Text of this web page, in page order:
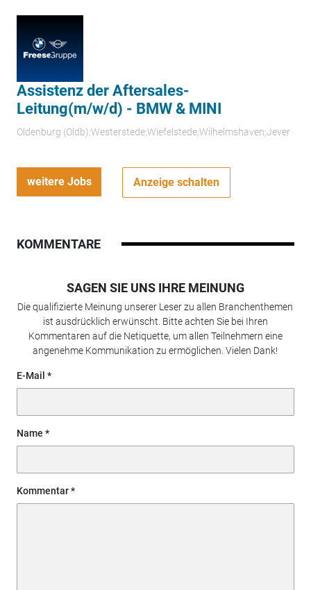
Assistenz der Aftersales-
Leitung(m/w/d) - BMW & MINI
Oldenburg (Oldb);Westerstede;Wiefelstede;Wilhelmshaven;Jever
weitere Jobs Anzeige schalten
KOMMENTARE
SAGEN SIE UNS IHRE MEINUNG
Die qualifizierte Meinung unserer Leser zu allen Branchenthemen
ist ausdrücklich erwünscht. Bitte achten Sie bei Ihren
Kommentaren auf die Netiquette, um allen Teilnehmern eine
angenehme Kommunikation zu ermöglichen. Vielen Dank!
E-Mail
Name
Kommentar